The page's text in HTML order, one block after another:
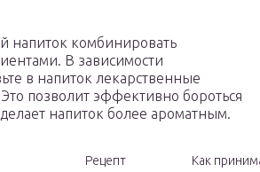
напиток комбинировать
В зависимости
в напиток лекарственные
позволит эффективно бороться
напиток более ароматным.
Рецепт Как